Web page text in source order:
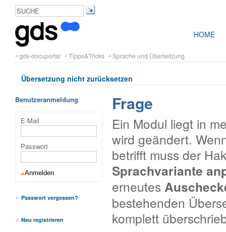
HOME
gds-docuportal Tipps&Tricks Sprache und Übersetzung
Übersetzung nicht zurücksetzen
Benutzeranmeldung
E-Mail
Passwort
Passwort vergessen?
Neu registrieren
Frage
Ein Modul liegt in
wird geändert.
betrifft muss der
Sprachvariante
erneutes
bestehenden
komplett